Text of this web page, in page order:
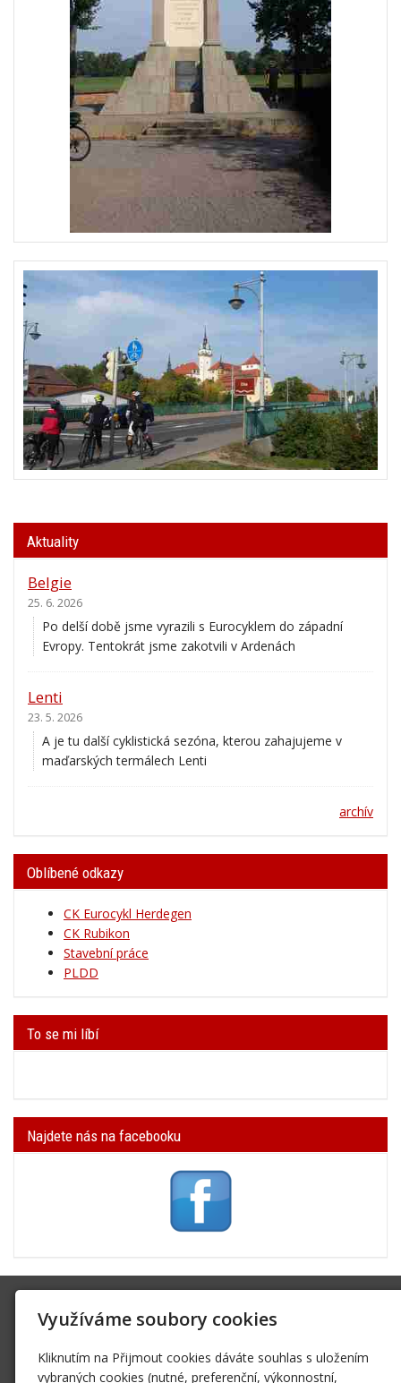
Aktuality
Belgie
25. 6. 2026
Po delší době jsme vyrazili s Eurocyklem do západní
Evropy. Tentokrát jsme zakotvili v Ardenách
Lenti
23. 5. 2026
A je tu další cyklistická sezóna, kterou zahajujeme v
maďarských termálech Lenti
archív
Oblíbené odkazy
CK Eurocykl Herdegen
CK Rubikon
Stavební práce
PLDD
To se mi líbí
Najdete nás na facebooku
Na Spádu 2069/9, 40011 Ústí nad Labem
sktrifid@sktrifid.cz
606 64 64 99
Využíváme soubory cookies
Kliknutím na Přijmout cookies dáváte souhlas s uložením
vybraných cookies (nutné, preferenční, výkonnostní,